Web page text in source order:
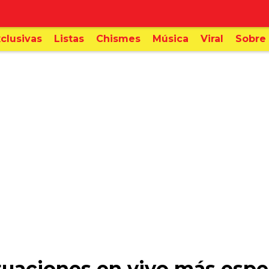
Listas Chismes Música Viral Sobre